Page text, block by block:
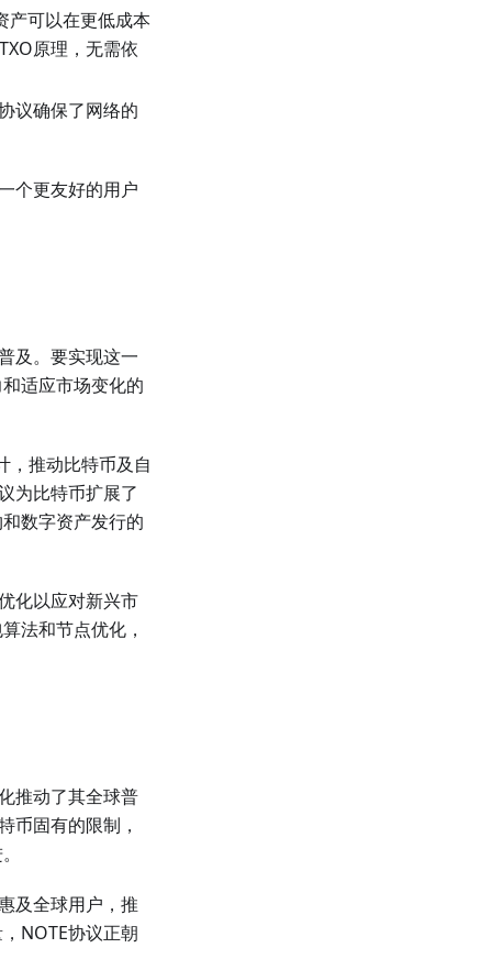
产可以在更低成本
原理，无需依
议确保了网络的
个更友好的用户
及。要实现这一
适应市场变化的
，推动比特币及自
为比特币扩展了
数字资产发行的
化以应对新兴市
法和节点优化，
推动了其全球普
币固有的限制，
及全球用户，推
NOTE协议正朝